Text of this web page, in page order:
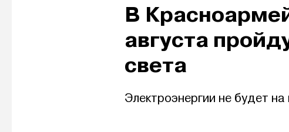
В
августа
света
Электроэнергии не будет